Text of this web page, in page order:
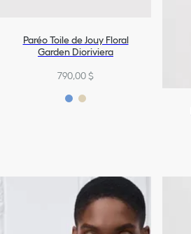
Paréo Toile de Jouy Floral
Garden Dioriviera
790,00 $